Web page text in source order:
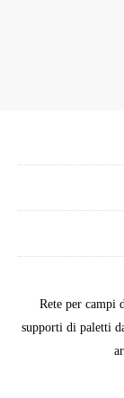
Rete per campi
supporti di paletti